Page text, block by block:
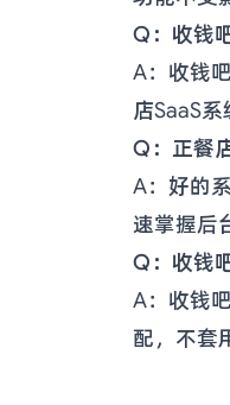
Q：收钱
A：收钱
店SaaS
Q：正餐
A：好的
速掌握后
Q：收钱
A：收钱
配，不套